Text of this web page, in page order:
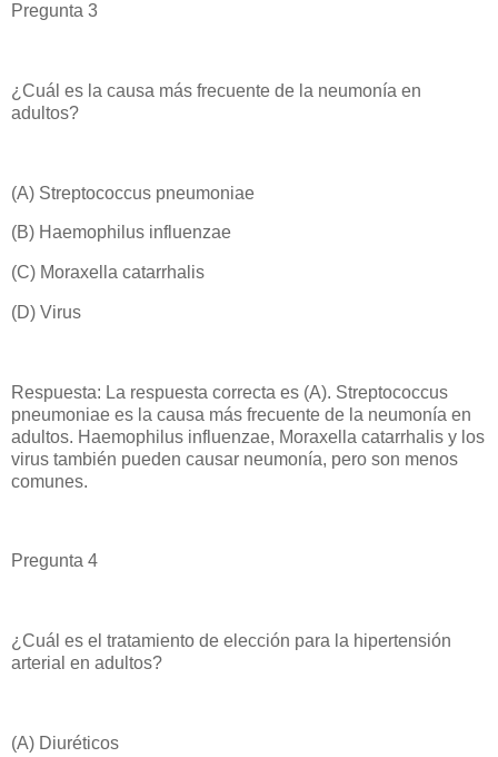
Pregunta 3
¿Cuál es la causa más frecuente de la neumonía en
adultos?
(A) Streptococcus pneumoniae
(B) Haemophilus influenzae
(C) Moraxella catarrhalis
(D) Virus
Respuesta: La respuesta correcta es (A). Streptococcus
pneumoniae es la causa más frecuente de la neumonía en
adultos. Haemophilus influenzae, Moraxella catarrhalis y los
virus también pueden causar neumonía, pero son menos
comunes.
Pregunta 4
¿Cuál es el tratamiento de elección para la hipertensión
arterial en adultos?
(A) Diuréticos